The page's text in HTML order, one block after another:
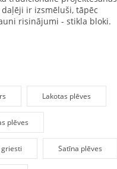
ir izsmēluši, tāpēc
risinājumi - stikla bloki.
Lakotas plēves
plēves
griesti Satīna plēves